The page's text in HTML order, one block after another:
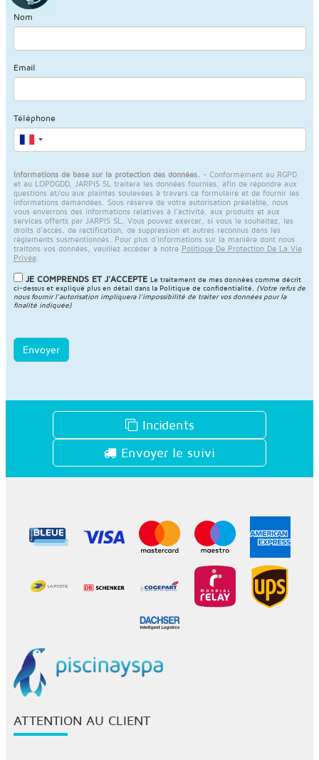
Nom
Email
Téléphone
Informations de base sur la protection des données. - Conformément au RGPD
et au LOPDGDD, JARPIS SL traitera les données fournies, afin de répondre aux
questions et/ou aux plaintes soulevées à travers ce formulaire et de fournir les
informations demandées. Sous réserve de votre autorisation préalable, nous
vous enverrons des informations relatives à l'activité, aux produits et aux
services offerts par JARPIS SL. Vous pouvez exercer, si vous le souhaitez, les
droits d'accès, de rectification, de suppression et autres reconnus dans les
règlements susmentionnés. Pour plus d'informations sur la manière dont nous
traitons vos données, veuillez accéder à notre Politique De Protection De La Vie
Privée.
JE COMPRENDS ET J'ACCEPTE Le traitement de mes données comme décrit
ci-dessus et expliqué plus en détail dans la Politique de confidentialité
(Votre refus de
nous fournir l'autorisation impliquera l'impossibilité de traiter vos données pour la
finalité indiquée)
Envoyer
Incidents
Envoyer le suivi
ATTENTION AU CLIENT